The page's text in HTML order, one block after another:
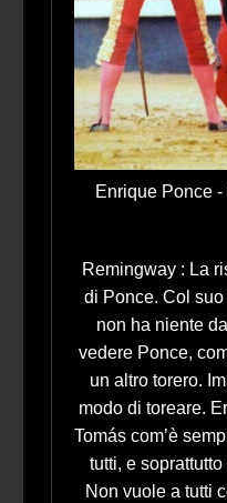
Enrique Ponce
Remingway : La
di Ponce. Col
non ha niente
vedere Ponce,
un altro torero.
modo di toreare.
Tomás com’è
tutti, e
Non vuole a tutti